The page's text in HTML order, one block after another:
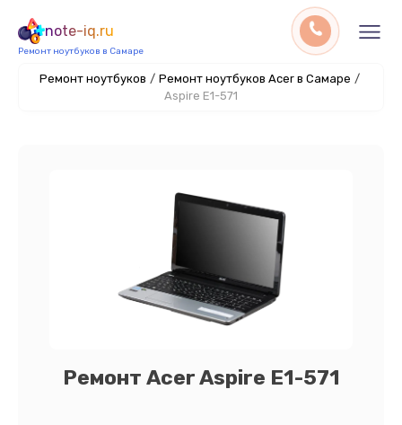
note-iq.ru
Ремонт ноутбуков в Самаре
Ремонт ноутбуков / Ремонт ноутбуков Acer в Самаре /
Aspire E1-571
Ремонт Acer Aspire E1-571